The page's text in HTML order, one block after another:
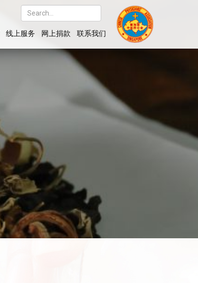
线上服务 网上捐款 联系我们